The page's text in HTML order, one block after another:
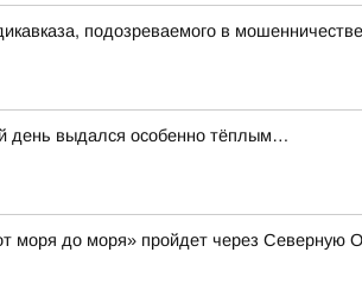
подозреваемого в
день выдался особенно тёплым…
моря до моря» пройдет через